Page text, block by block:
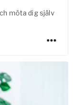
möta dig själv